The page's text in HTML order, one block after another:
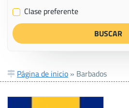
✔ Clase preferente
Página de inicio » Barbados